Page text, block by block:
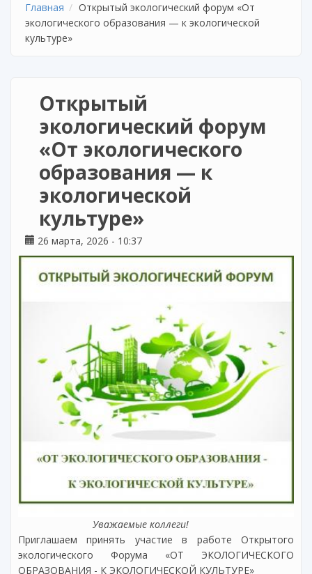
Главная
Открытый экологический форум «От
экологического образования — к экологической
культуре»
Открытый
экологический форум
«От экологического
образования — к
экологической
культуре»
26 марта, 2026 - 10:37
Уважаемые коллеги!
Приглашаем принять участие в работе Открытого
экологического Форума «ОТ ЭКОЛОГИЧЕСКОГО
ОБРАЗОВАНИЯ - К ЭКОЛОГИЧЕСКОЙ КУЛЬТУРЕ»